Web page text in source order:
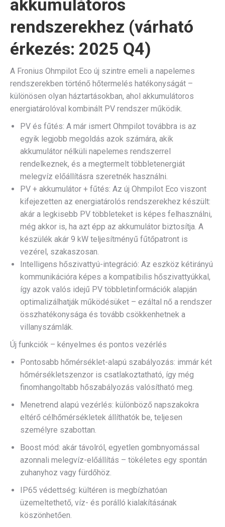
akkumulátoros
rendszerekhez (várható
érkezés: 2025 Q4)
A Fronius Ohmpilot Eco új szintre emeli a napelemes
rendszerekben történő hőtermelés hatékonyságát –
különösen olyan háztartásokban, ahol akkumulátoros
energiatárolóval kombinált PV rendszer működik.
PV és fűtés: A már ismert Ohmpilot továbbra is az
egyik legjobb megoldás azok számára, akik
akkumulátor nélküli napelemes rendszerrel
rendelkeznek, és a megtermelt többletenergiát
melegvíz előállításra szeretnék használni.
PV + akkumulátor + fűtés: Az új Ohmpilot Eco viszont
kifejezetten az energiatárolós rendszerekhez készült:
akár a legkisebb PV többleteket is képes felhasználni,
még akkor is, ha azt épp az akkumulátor biztosítja. A
készülék akár 9 kW teljesítményű fűtőpatront is
vezérel, szakaszosan.
Intelligens hőszivattyú-integráció: Az eszköz kétirányú
kommunikációra képes a kompatibilis hőszivattyúkkal,
így azok valós idejű PV többletinformációk alapján
optimalizálhatják működésüket – ezáltal nő a rendszer
összhatékonysága és tovább csökkenhetnek a
villanyszámlák.
Új funkciók – kényelmes és pontos vezérlés
Pontosabb hőmérséklet-alapú szabályozás: immár két
hőmérsékletszenzor is csatlakoztatható, így még
finomhangoltabb hőszabályozás valósítható meg.
Menetrend alapú vezérlés: különböző napszakokra
eltérő célhőmérsékletek állíthatók be, teljesen
személyre szabottan.
Boost mód: akár távolról, egyetlen gombnyomással
azonnali melegvíz-előállítás – tökéletes egy spontán
zuhanyhoz vagy fürdőhöz.
IP65 védettség: kültéren is megbízhatóan
üzemeltethető, víz- és porálló kialakításának
köszönhetően.